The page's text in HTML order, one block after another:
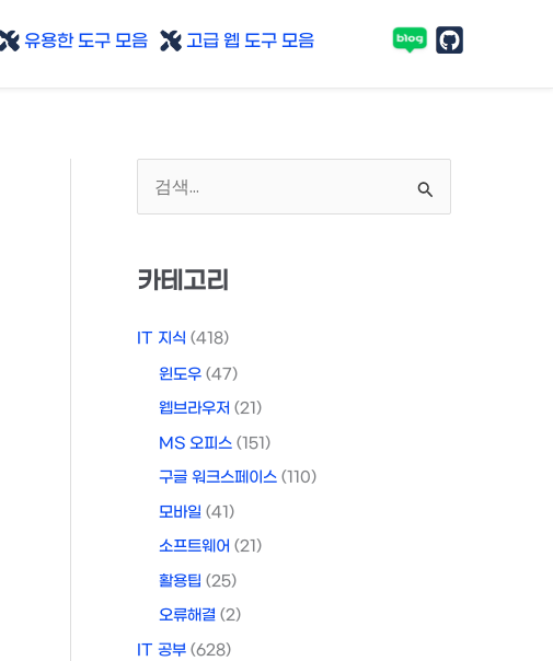
유용한 도구 모음 고급 웹 도구 모음
색
상
카테고리
IT 지식 (418)
윈도우 (47)
웹브라우저 (21)
MS 오피스 (151)
구글 워크스페이스 (110)
모바일 (41)
소프트웨어 (21)
활용팁 (25)
오류해결 (2)
IT 공부 (628)